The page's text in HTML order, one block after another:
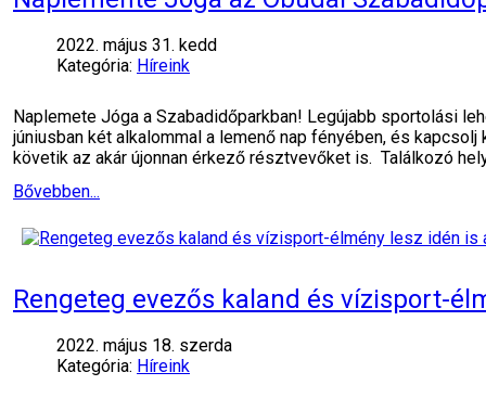
2022. május 31. kedd
Kategória: Híreink
Naplemete Jóga a Szabadidőparkban! Legújabb sportolási
júniusban két alkalommal a lemenő nap fényében, és
követik az akár újonnan érkező résztvevőket is. Találkozó
Bővebben...
Rengeteg evezős kaland és vízisport-
2022. május 18. szerda
Kategória: Híreink